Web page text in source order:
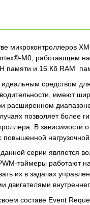
микроконтроллеров
M0, работающем на
памяти и 16 Кб RAM
средством
имеют
расширенном
позволяет более
В зависимости
серии является
таймеры работают
их в задачах
двигателями
составе Event